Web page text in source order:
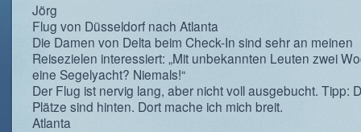
Jörg
Flug von Düsseldorf nach Atlanta
Die Damen von Delta beim Check-In sind sehr an meinen
Reisezielen interessiert: „Mit unbekannten Leuten zwei
eine Segelyacht? Niemals!“
Der Flug ist nervig lang, aber nicht voll ausgebucht. Tipp:
Plätze sind hinten. Dort mache ich mich breit.
Atlanta